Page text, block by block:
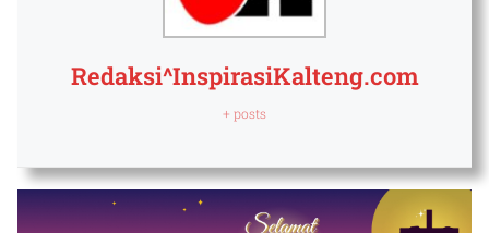
Redaksi^InspirasiKalteng.com
+ posts